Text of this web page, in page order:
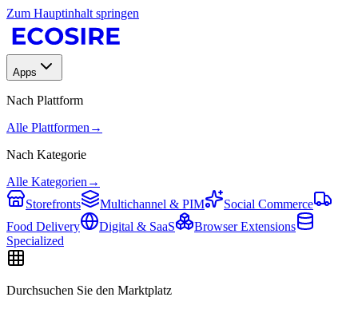
Zum Hauptinhalt springen
Apps
Nach Plattform
Alle Plattformen →
Nach Kategorie
Alle Kategorien →
Storefronts
Multichannel & PIM
Social Commerce
Food Delivery
Digital & SaaS
Browser Extensions
Specialized
Durchsuchen Sie den Marktplatz